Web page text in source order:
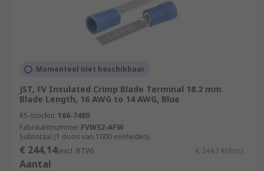
Momenteel niet beschikbaar
JST, FV Insulated Crimp Blade Terminal 18.2 mm
Blade Length, 16 AWG to 14 AWG, Blue
RS-stocknr. 166-7480
Fabrikantnummer FVWS2-AFW
Subtotaal (1 doos van 1000 eenheden)
€ 244,14(excl. BTW) € 244,14/doos
Aantal